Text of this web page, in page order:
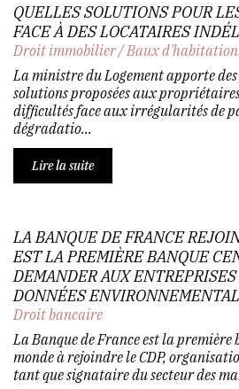
QUELLES SOLUTIONS POUR
FACE À DES LOCATAIRES
Droit immobilier/Baux d'habitation
La ministre du Logement apporte
solutions proposées aux
difficultés face aux irrégularités de
dégradatio...
Lire la suite
LA BANQUE DE FRANCE
EST LA PREMIÈRE BANQUE
DEMANDER AUX
DONNÉES
Droit bancaire
La Banque de France est la première
monde à rejoindre le CDP,
tant que signataire du secteur des